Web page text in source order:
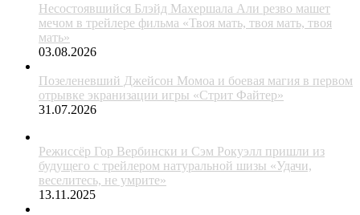
Несостоявшийся Блэйд Махершала Али резво машет
мечом в трейлере фильма «Твоя мать, твоя мать, твоя
мать»
03.08.2026
Позеленевший Джейсон Момоа и боевая магия в первом
отрывке экранизации игры «Стрит Файтер»
31.07.2026
Режиссёр Гор Вербински и Сэм Рокуэлл пришли из
будущего с трейлером натуральной шизы «Удачи,
веселитесь, не умрите»
13.11.2025